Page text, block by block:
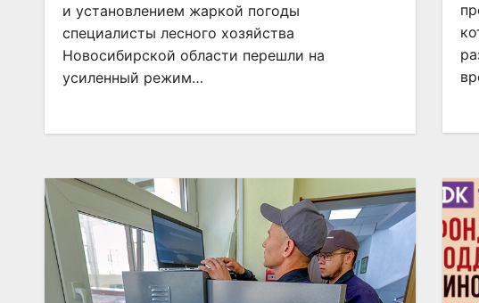
и установлением жаркой погоды
специалисты лесного хозяйства
Новосибирской области перешли на
усиленный режим…